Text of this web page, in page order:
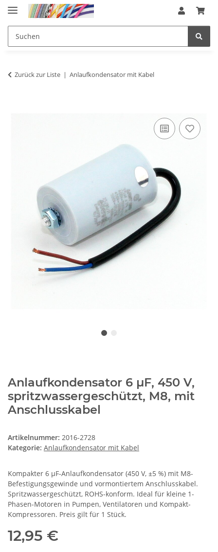
Zurück zur Liste Anlaufkondensator mit Kabel
Anlaufkondensator 6 µF, 450 V,
spritzwassergeschützt, M8, mit
Anschlusskabel
Artikelnummer: 2016-2728
Kategorie: Anlaufkondensator mit Kabel
Kompakter 6 µF-Anlaufkondensator (450 V, ±5 %) mit M8-
Befestigungsgewinde und vormontiertem Anschlusskabel.
Spritzwassergeschützt, ROHS-konform. Ideal für kleine 1-
Phasen-Motoren in Pumpen, Ventilatoren und Kompakt-
Kompressoren. Preis gilt für 1 Stück.
12,95 €